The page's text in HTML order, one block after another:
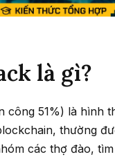
là gì?
công 51%) là hình
thường
các thợ đào,